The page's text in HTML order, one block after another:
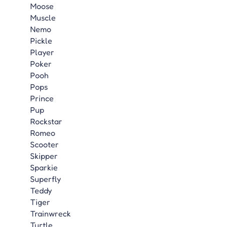
Moose
Muscle
Nemo
Pickle
Player
Poker
Pooh
Pops
Prince
Pup
Rockstar
Romeo
Scooter
Skipper
Sparkie
Superfly
Teddy
Tiger
Trainwreck
Turtle